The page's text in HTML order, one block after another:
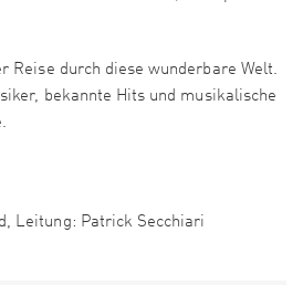
Reise durch diese wunderbare Welt.
bekannte Hits und musikalische
Leitung: Patrick Secchiari